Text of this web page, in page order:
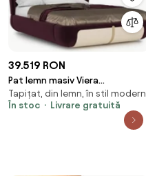
39.519 RON
Pat lemn masiv Viera
Personalizabil - 200x200
Tapițat, din lemn, în stil modern
În stoc
Livrare gratuită